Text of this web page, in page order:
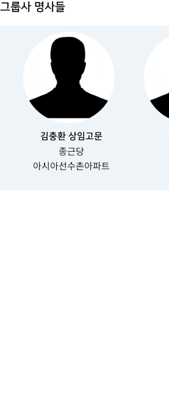
그룹사 명사들
김충환 상임고문
종근당
아시아선수촌아파트